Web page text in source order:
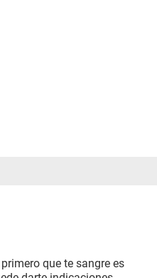
que te sangre es